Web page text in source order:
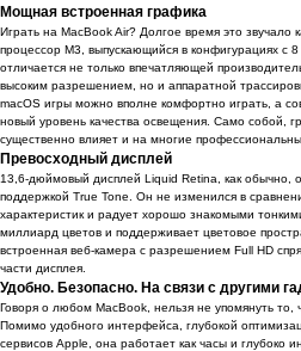
Мощная встроенная графика
Играть на MacBook Air? Долгое время это звучало
процессор M3, выпускающийся в конфигурациях с
отличается не только впечатляющей
высоким разрешением, но и аппаратной
macOS игры можно вполне комфортно играть, а
новый уровень качества освещения. Само собой,
существенно влияет и на многие
Превосходный дисплей
13,6-дюймовый дисплей Liquid Retina, как обычно,
поддержкой True Tone. Он не изменился в
характеристик и радует хорошо знакомыми
миллиард цветов и поддерживает цветовое
встроенная веб-камера с разрешением Full HD
части дисплея.
Удобно. Безопасно. На связи с другими
Говоря о любом MacBook, нельзя не упомянуть то,
Помимо удобного интерфейса, глубокой
сервисов Apple, она работает как часы и глубоко